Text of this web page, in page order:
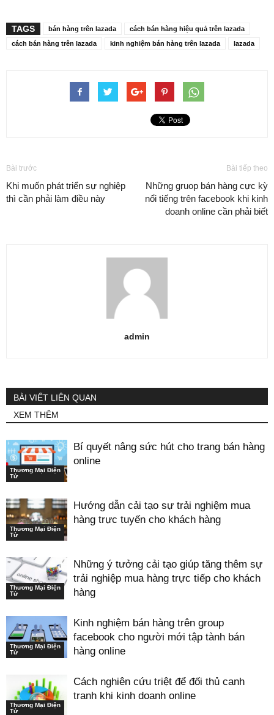
TAGS bán hàng trên lazada
cách bán hàng hiệu quả trên lazada
cách bán hàng trên lazada
kinh nghiệm bán hàng trên lazada lazada
Bài trước
Khi muốn phát triển sự nghiệp
thì cần phải làm điều này
Bài tiếp theo
Những gruop bán hàng cực kỳ
nổi tiếng trên facebook khi kinh
doanh online cần phải biết
admin
BÀI VIẾT LIÊN QUAN
XEM THÊM
Thương Mại Điện
Tử
Bí quyết nâng sức hút cho trang bán hàng
online
Thương Mại Điện
Tử
Hướng dẫn cải tạo sự trải nghiệm mua
hàng trực tuyến cho khách hàng
Thương Mại Điện
Tử
Những ý tưởng cải tạo giúp tăng thêm sự
trải nghiệp mua hàng trực tiếp cho khách
hàng
Thương Mại Điện
Tử
Kinh nghiệm bán hàng trên group
facebook cho người mới tập tành bán
hàng online
Thương Mại Điện
Tử
Cách nghiên cứu triệt để đối thủ canh
tranh khi kinh doanh online